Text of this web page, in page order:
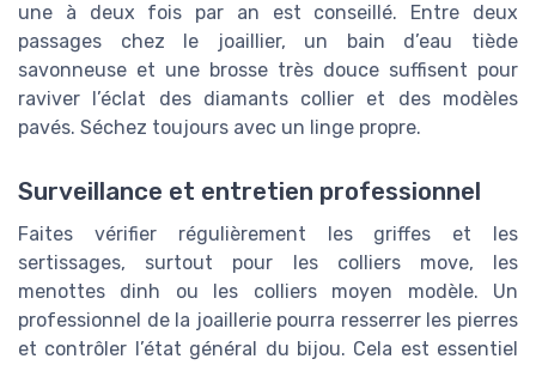
une à deux fois par an est conseillé. Entre deux
passages chez le joaillier, un bain d’eau tiède
savonneuse et une brosse très douce suffisent pour
raviver l’éclat des diamants collier et des modèles
pavés. Séchez toujours avec un linge propre.
Surveillance et entretien professionnel
Faites vérifier régulièrement les griffes et les
sertissages, surtout pour les colliers move, les
menottes dinh ou les colliers moyen modèle. Un
professionnel de la joaillerie pourra resserrer les pierres
et contrôler l’état général du bijou. Cela est essentiel